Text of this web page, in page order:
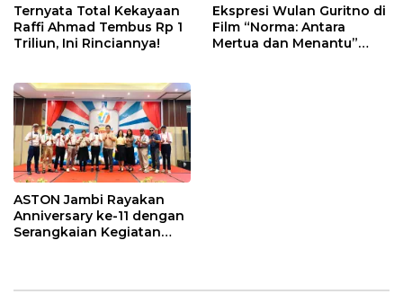
Ternyata Total Kekayaan
Raffi Ahmad Tembus Rp 1
Triliun, Ini Rinciannya!
Ekspresi Wulan Guritno di
Film “Norma: Antara
Mertua dan Menantu”
ASTON Jambi Rayakan
Anniversary ke-11 dengan
Serangkaian Kegiatan